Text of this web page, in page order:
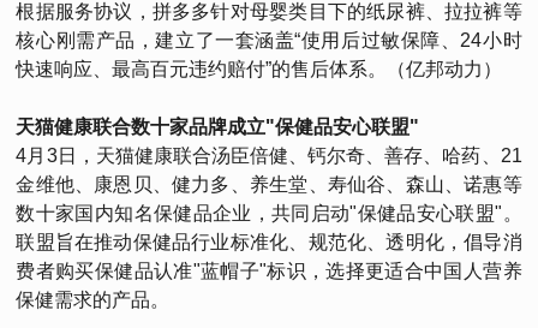
根据服务协议，拼多多针对母婴类目下的纸尿裤、拉拉裤等
核心刚需产品，建立了一套涵盖“使用后过敏保障、24小时
快速响应、最高百元违约赔付”的售后体系。（亿邦动力）
天猫健康联合数十家品牌成立"保健品安心联盟"
4月3日，天猫健康联合汤臣倍健、钙尔奇、善存、哈药、21
金维他、康恩贝、健力多、养生堂、寿仙谷、森山、诺惠等
数十家国内知名保健品企业，共同启动"保健品安心联盟"。
联盟旨在推动保健品行业标准化、规范化、透明化，倡导消
费者购买保健品认准"蓝帽子"标识，选择更适合中国人营养
保健需求的产品。